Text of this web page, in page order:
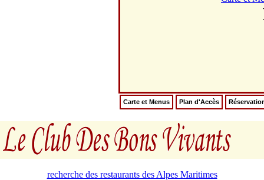
Carte et Menus Plan d'Accès
recherche des restaurants des Alpes Maritimes